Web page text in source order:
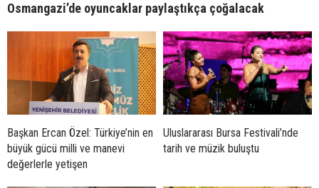
Osmangazi’de oyuncaklar paylaştıkça çoğalacak
Başkan Ercan Özel: Türkiye’nin en
büyük gücü milli ve manevi
değerlerle yetişen
Uluslararası Bursa Festivali’nde
tarih ve müzik buluştu